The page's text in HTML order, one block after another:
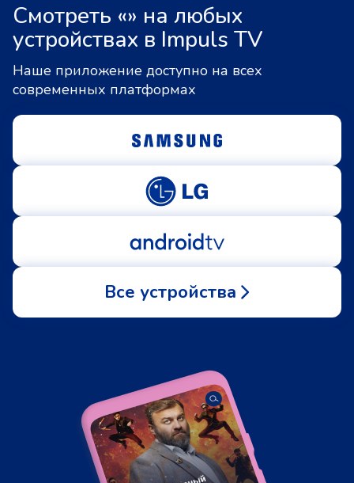
Смотреть «» на любых
устройствах в Impuls TV
Наше приложение доступно на всех
современных платформах
Все устройства